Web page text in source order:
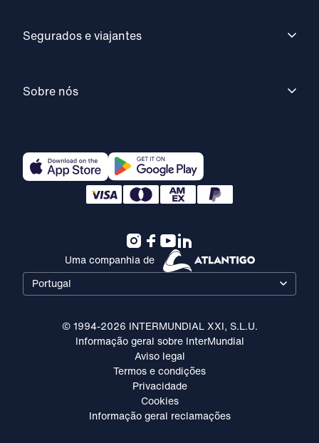
Segurados e viajantes
Sobre nós
Uma companhia de
Portugal
© 1994-2026 INTERMUNDIAL XXI, S.L.U.
Informação geral sobre InterMundial
Aviso legal
Termos e condições
Privacidade
Cookies
Informação geral reclamações